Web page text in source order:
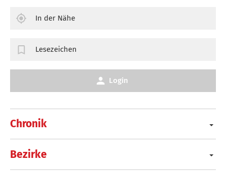
Chronik
Bezirke
In der Nähe
Lesezeichen
Login